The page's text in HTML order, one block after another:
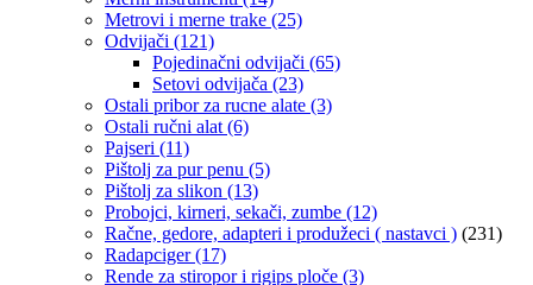
Metrovi i merne trake (25)
Odvijači (121)
Pojedinačni odvijači (65)
Setovi odvijača (23)
Ostali pribor za rucne alate (3)
Ostali ručni alat (6)
Pajseri (11)
Pištolj za pur penu (5)
Pištolj za slikon (13)
Probojci, kirneri, sekači, zumbe (12)
Račne, gedore, adapteri i produžeci ( nastavci ) (231)
Radapciger(17)
Rende za stiropor i rigips ploče (3)